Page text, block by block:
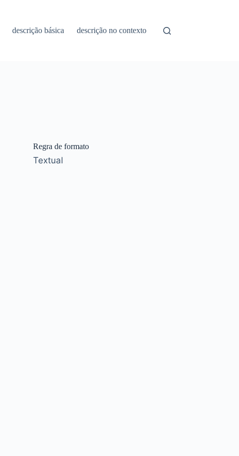
descrição básica descrição no contexto
Regra de formato
Textual